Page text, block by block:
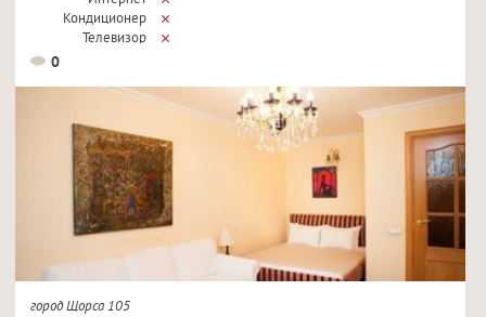
Кондиционер
Телевизор
0
город Щорса 105